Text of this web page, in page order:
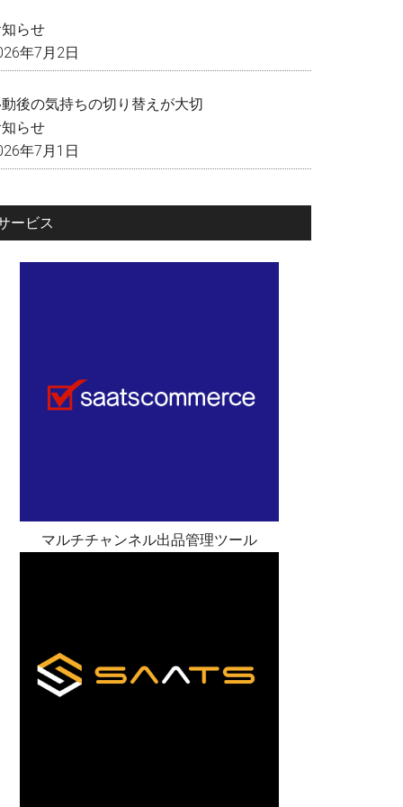
らせ
年7月2日
後の気持ちの切り替えが大切
らせ
年7月1日
ービス
マルチチャンネル出品管理ツール